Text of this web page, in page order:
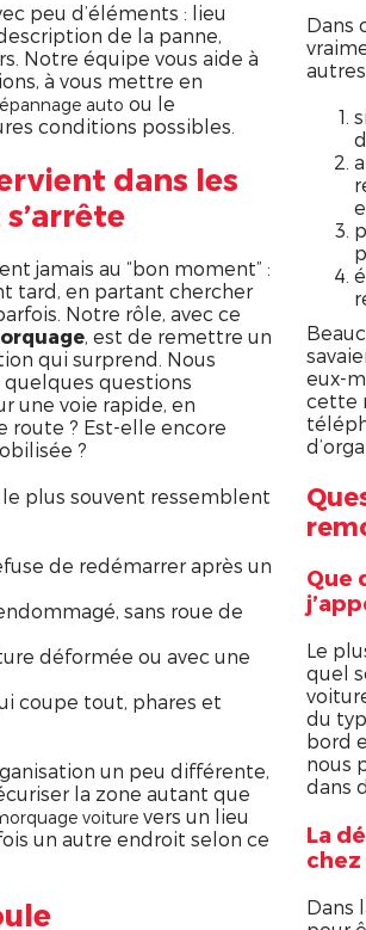
peu d’éléments : lieu
de la panne,
Notre équipe vous aide à
à vous mettre en
auto ou le
conditions possibles.
dans les
jamais au “bon moment” :
tard, en partant chercher
Notre rôle, avec ce
, est de remettre un
qui surprend. Nous
questions
une voie rapide, en
route ? Est-elle encore
?
plus souvent ressemblent
de redémarrer après un
sans roue de
déformée ou avec une
coupe tout, phares et
un peu différente,
la zone autant que
voiturevers un lieu
un autre endroit selon ce
Dans
eux-
cette
Que
Le
quel
du
bord
nous
dans
La
chez
Dans